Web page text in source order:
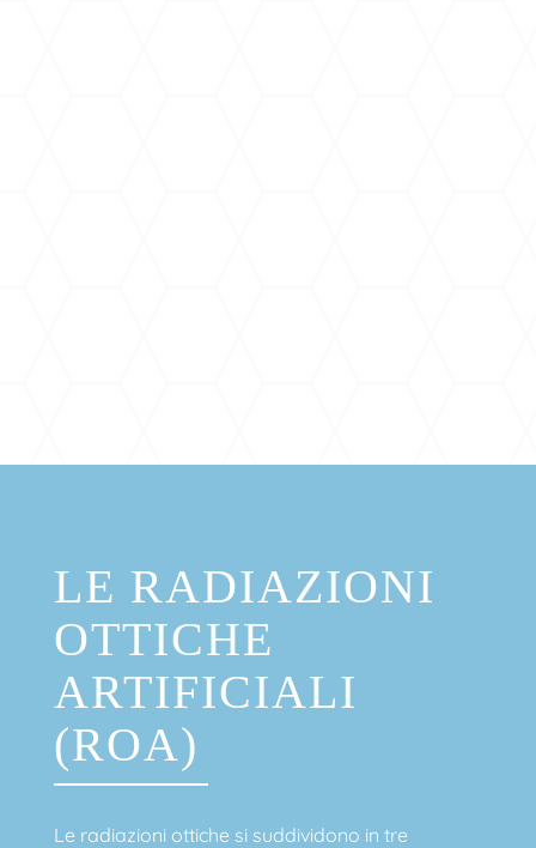
LE RADIAZIONI
OTTICHE
ARTIFICIALI
(ROA)
Le radiazioni ottiche si suddividono in tre